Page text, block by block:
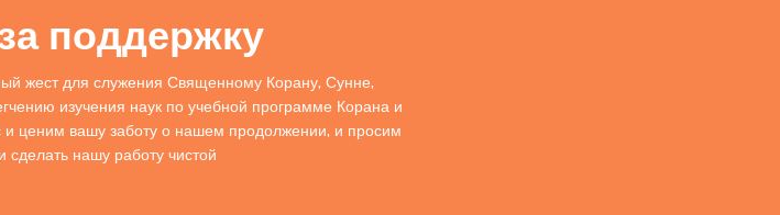
поддержку
жест для служения Священному Корану, Сунне,
изучения наук по учебной программе Корана и
ценим вашу заботу о нашем продолжении, и просим
сделать нашу работу чистой.